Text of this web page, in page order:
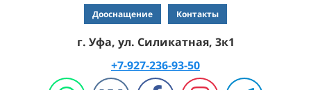
Дооснащение Контакты
г. Уфа, ул. Силикатная, 3к1
+7-927-236-93-50